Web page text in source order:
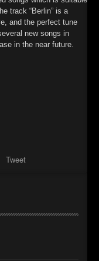
track “Berlin” is a
and the perfect tune
new songs in
in the near future.
Tweet